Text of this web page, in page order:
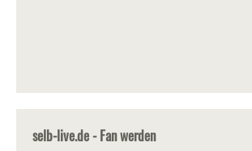
selb-live.de - Fan werden